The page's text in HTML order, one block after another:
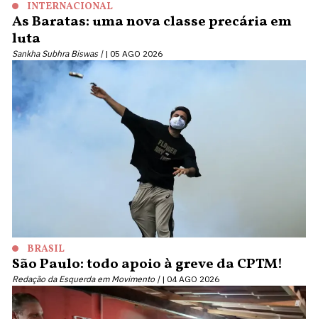
INTERNACIONAL
As Baratas: uma nova classe precária em
luta
Sankha Subhra Biswas | 05 AGO 2026
BRASIL
São Paulo: todo apoio à greve da CPTM!
Redação da Esquerda em Movimento | 04 AGO 2026